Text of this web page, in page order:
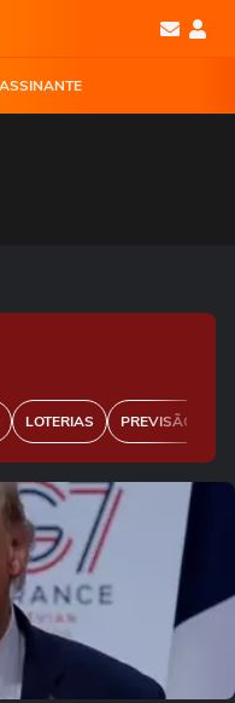
LOTERIAS PREVISÃO DO
o vídeo